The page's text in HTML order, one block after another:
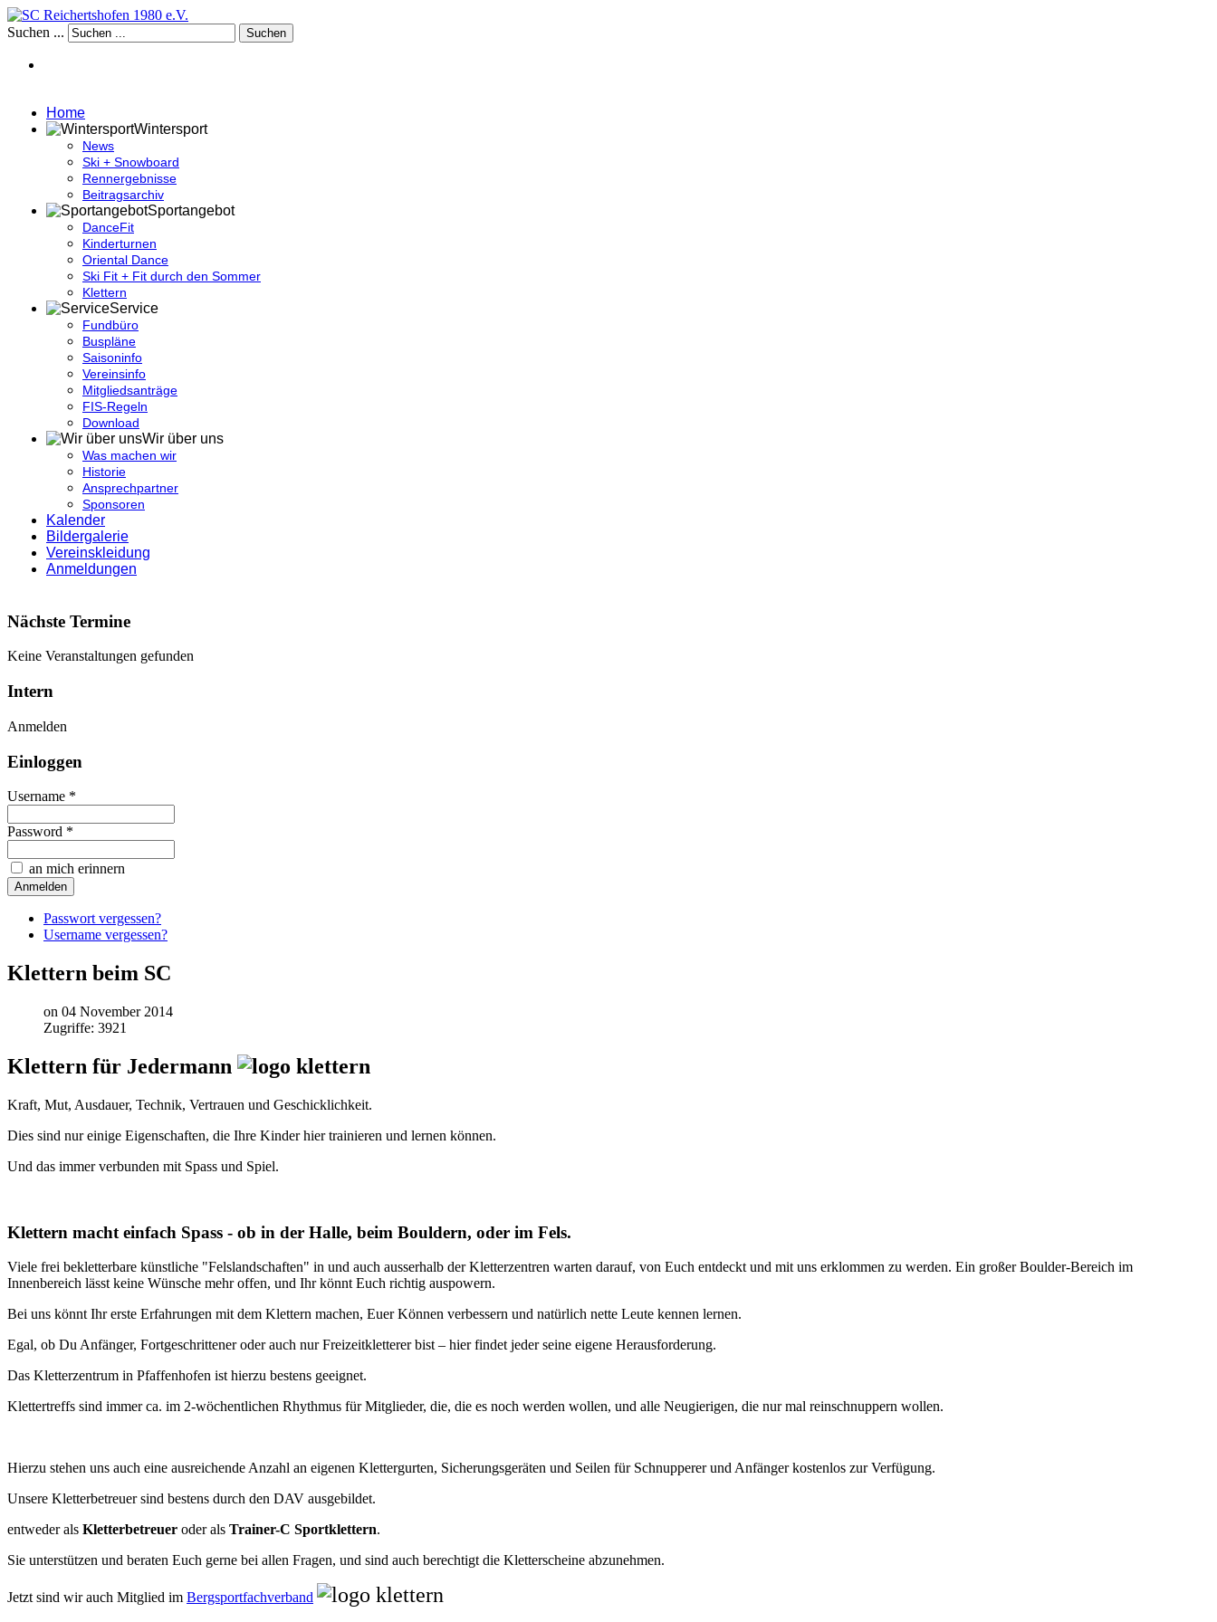
Suchen ... Suchen
Home
Wintersport
News
Ski + Snowboard
Rennergebnisse
Beitragsarchiv
Sportangebot
DanceFit
Kinderturnen
Oriental Dance
Ski Fit + Fit durch den Sommer
Klettern
Service
Fundbüro
Buspläne
Saisoninfo
Vereinsinfo
Mitgliedsanträge
FIS-Regeln
Download
Wir über uns
Was machen wir
Historie
Ansprechpartner
Sponsoren
Kalender
Bildergalerie
Vereinskleidung
Anmeldungen
Nächste Termine
Keine Veranstaltungen gefunden
Intern
Anmelden
Einloggen
Username *
Password *
an mich erinnern
Passwort vergessen?
Username vergessen?
Klettern beim SC
on 04 November 2014
Zugriffe: 3921
Klettern für Jedermann
Kraft, Mut, Ausdauer, Technik, Vertrauen und Geschicklichkeit.
Dies sind nur einige Eigenschaften, die Ihre Kinder hier trainieren und lernen können.
Und das immer verbunden mit Spass und Spiel.
Klettern macht einfach Spass - ob in der Halle, beim Bouldern, oder im Fels.
Viele frei bekletterbare künstliche "Felslandschaften" in und auch ausserhalb der Kletterzentren warten darauf, von Euch entdeckt und mit uns erklommen zu werden. Ein großer Boulder-Bereich im
Innenbereich lässt keine Wünsche mehr offen, und Ihr könnt Euch richtig auspowern.
Bei uns könnt Ihr erste Erfahrungen mit dem Klettern machen, Euer Können verbessern und natürlich nette Leute kennen lernen.
Egal, ob Du Anfänger, Fortgeschrittener oder auch nur Freizeitkletterer bist – hier findet jeder seine eigene Herausforderung.
Das Kletterzentrum in Pfaffenhofen ist hierzu bestens geeignet.
Klettertreffs sind immer ca. im 2-wöchentlichen Rhythmus für Mitglieder, die, die es noch werden wollen, und alle Neugierigen, die nur mal reinschnuppern wollen.
Hierzu stehen uns auch eine ausreichende Anzahl an eigenen Klettergurten, Sicherungsgeräten und Seilen für Schnupperer und Anfänger kostenlos zur Verfügung.
Unsere Kletterbetreuer sind bestens durch den DAV ausgebildet.
entweder als Kletterbetreuer oder als Trainer-C Sportklettern.
Sie unterstützen und beraten Euch gerne bei allen Fragen, und sind auch berechtigt die Kletterscheine abzunehmen.
Jetzt sind wir auch Mitglied im Bergsportfachverband